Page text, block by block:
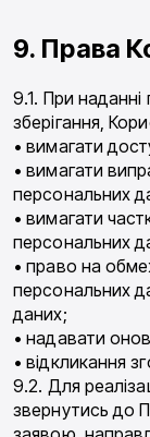
9. Права
9.1. При
зберігання,
• вимагати
• вимагати
персональних
• вимагати
персональних
• право на
персональних
даних;
• надавати
• відкликання
9.2. Для
звернутись до